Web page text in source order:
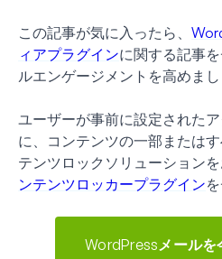
この記事が気に入ったら、
ィアプラグインに関する記事
ルエンゲージメントを高めまし
ユーザーが事前に設定された
に、コンテンツの一部または
テンツロックソリューション
ンテンツロッカープラグイン
WordPressメールを